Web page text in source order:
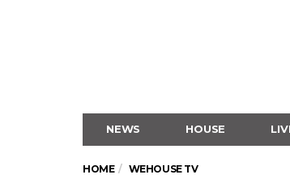
NEWS HOUSE
HOME WEHOUSE TV